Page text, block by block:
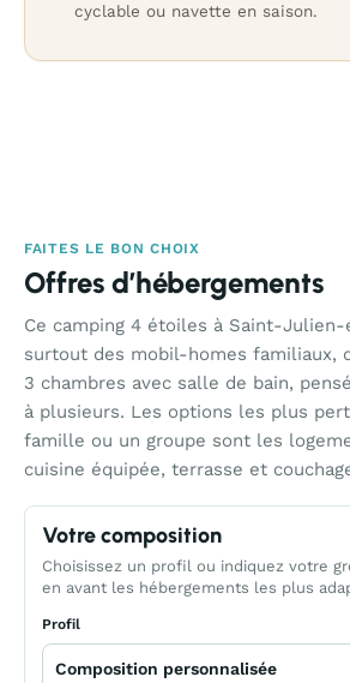
cyclable ou navette en saison.
FAITES LE BON CHOIX
Offres d’hébergements
Ce camping 4 étoiles à Saint-
surtout des mobil-homes familiaux,
3 chambres avec salle de bain,
à plusieurs. Les options les plus
famille ou un groupe sont les
cuisine équipée, terrasse et
Votre composition
Choisissez un profil ou indiquez votre
en avant les hébergements les plus
Profil